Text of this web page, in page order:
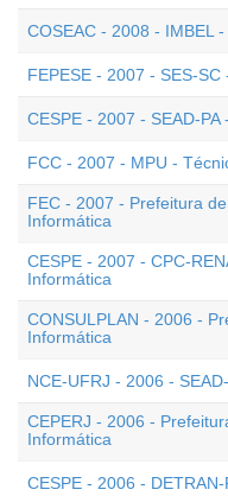
COSEAC - 2008 - IMBEL
FEPESE - 2007 - SES-
CESPE - 2007 - SEAD-
FCC - 2007 - MPU -
FEC - 2007 - Prefeitura
Informática
CESPE - 2007 - CPC-
Informática
CONSULPLAN - 2006 -
Informática
NCE-UFRJ - 2006 -
CEPERJ - 2006 -
Informática
CESPE - 2006 -